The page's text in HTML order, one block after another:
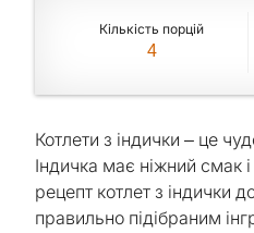
Кількість порцій
4
Котлети з індички – це
Індичка має ніжний смак
рецепт котлет з індички
правильно підібраним